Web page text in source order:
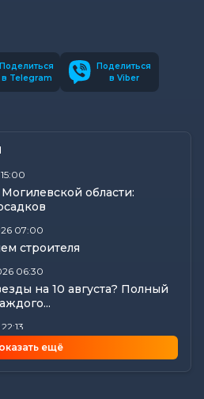
Поделиться
в Telegram
Поделиться
в Viber
области:
07:00
строителя
06:30
на 10 августа? Полный
огурца»
ещё